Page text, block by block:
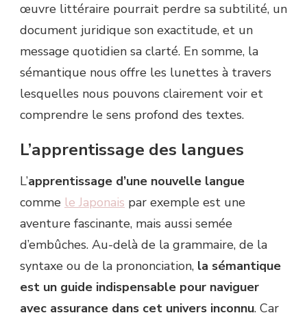
œuvre littéraire pourrait perdre sa subtilité, un
document juridique son exactitude, et un
message quotidien sa clarté. En somme, la
sémantique nous offre les lunettes à travers
lesquelles nous pouvons clairement voir et
comprendre le sens profond des textes.
L’apprentissage des langues
L’apprentissage d’une nouvelle langue
comme le Japonais par exemple est une
aventure fascinante, mais aussi semée
d’embûches. Au-delà de la grammaire, de la
syntaxe ou de la prononciation, la sémantique
est un guide indispensable pour naviguer
avec assurance dans cet univers inconnu. Car